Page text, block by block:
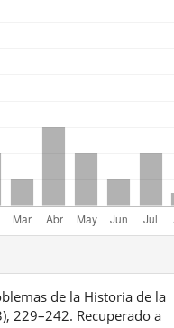
de la Historia de la
229–242. Recuperado a